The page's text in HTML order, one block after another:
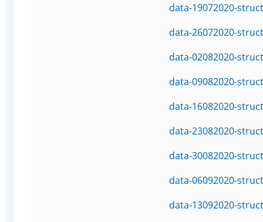
data-19072020-
data-26072020-
data-02082020-
data-09082020-
data-16082020-
data-23082020-
data-30082020-
data-06092020-
data-13092020-